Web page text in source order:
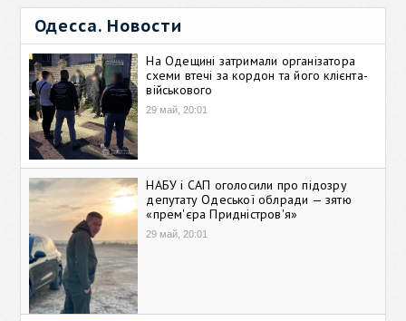
Одесса. Новости
На Одещині затримали організатора
схеми втечі за кордон та його клієнта-
військового
29 май, 20:01
НАБУ і САП оголосили про підозру
депутату Одеської облради — зятю
«прем'єра Придністров'я»
29 май, 20:01